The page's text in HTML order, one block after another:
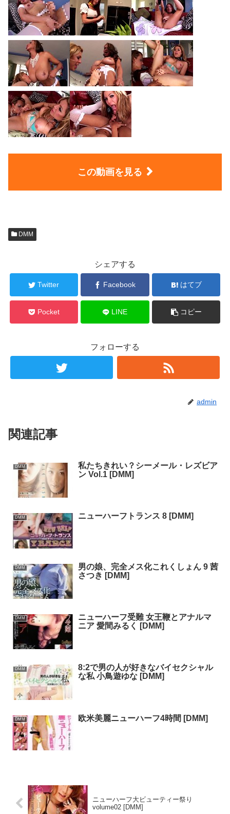
この動画を見る
DMM
シェアする
Twitter Facebook はてブ
Pocket LINE コピー
フォローする
admin
関連記事
DMM
私たちきれい？シーメール・レズビア
ン Vol.1 [DMM]
DMM ニューハーフトランス 8 [DMM]
DMM
男の娘、完全メス化これくしょん 9 茜
さつき [DMM]
DMM
ニューハーフ受難 女王鞭とアナルマ
ニア 愛間みるく [DMM]
DMM
8:2で男の人が好きなバイセクシャル
な私 小鳥遊ゆな [DMM]
DMM 欧米美麗ニューハーフ4時間 [DMM]
ニューハーフ大ビューティー祭り
volume02 [DMM]